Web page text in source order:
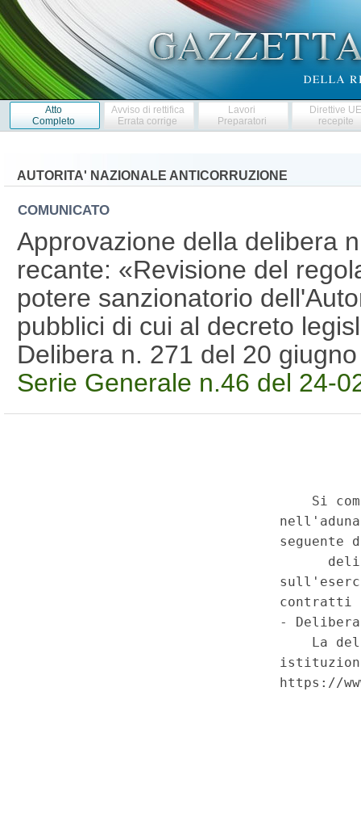
Atto
Completo
Avviso di rettifica
Errata corrige
Lavori
Preparatori
Direttive
recepite
AUTORITA' NAZIONALE ANTICORRUZIONE
COMUNICATO
Approvazione della delibera
recante: «Revisione del
potere sanzionatorio
pubblici di cui al decreto
Delibera n. 271 del 20
Serie Generale n.46 del 24-